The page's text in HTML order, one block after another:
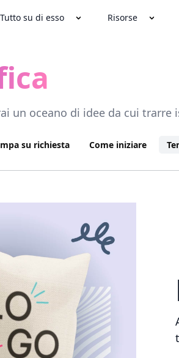
Tutto su di esso Risorse
un oceano di idee da cui trarre
su richiesta Come iniziare